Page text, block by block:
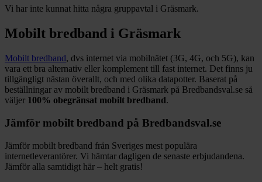
Vi har inte kunnat hitta några gruppavtal i Gräsmark.
Mobilt bredband i Gräsmark
Mobilt bredband, dvs internet via mobilnätet (3G, 4G, och 5G), kan
vara ett bra alternativ eller komplement till fast internet. Det finns ju
tillgängligt nästan överallt, och med olika datapotter. Baserat på
beställningar av mobilt bredband i Gräsmark på Bredbandsval.se så
väljer 100% obegränsat mobilt bredband.
Jämför mobilt bredband på Bredbandsval.se
Jämför mobilt bredband från Sveriges mest populära
internetleverantörer. Vi hämtar dagligen de senaste erbjudandena.
Jämför alla samtidigt här – helt gratis!